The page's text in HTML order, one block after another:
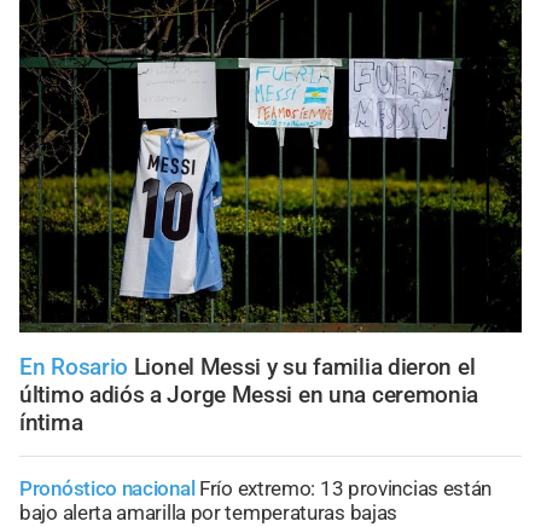
En Rosario Lionel Messi y su familia dieron el
último adiós a Jorge Messi en una ceremonia
íntima
Pronóstico nacional Frío extremo: 13 provincias están
bajo alerta amarilla por temperaturas bajas